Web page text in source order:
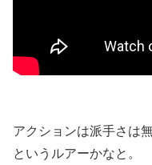
アクションは派手さは
というルアーかなと。